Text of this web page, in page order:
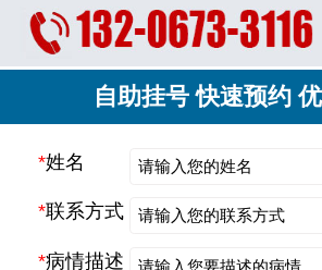
自助挂号 快速预约
*姓名
*联系方式
*病情描述